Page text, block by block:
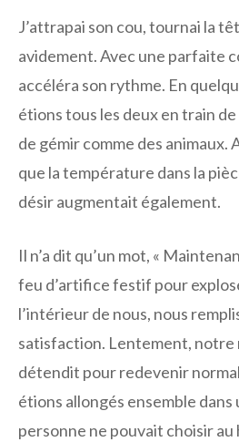
J’attrapai son cou, tournai la
avidement. Avec une parfaite
accéléra son rythme. En
étions tous les deux en train
de gémir comme des animaux.
que la température dans la
désir augmentait également.
Il n’a dit qu’un mot, «
feu d’artifice festif pour
l’intérieur de nous, nous
satisfaction. Lentement, notre
détendit pour redevenir
étions allongés ensemble
personne ne pouvait choisir au